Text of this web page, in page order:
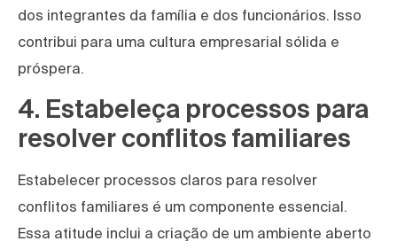
dos integrantes da família e dos funcionários. Isso
contribui para uma cultura empresarial sólida e
próspera.
4. Estabeleça processos para
resolver conflitos familiares
Estabelecer processos claros para resolver
conflitos familiares é um componente essencial.
Essa atitude inclui a criação de um ambiente aberto